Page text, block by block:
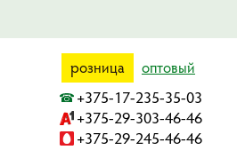
розница оптовый
+375-17-235-35-03
+375-29-303-46-46
+375-29-245-46-46